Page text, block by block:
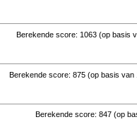
Berekende score: 1063(op basis
Berekende score: 875(op basis van
Berekende score: 847(op